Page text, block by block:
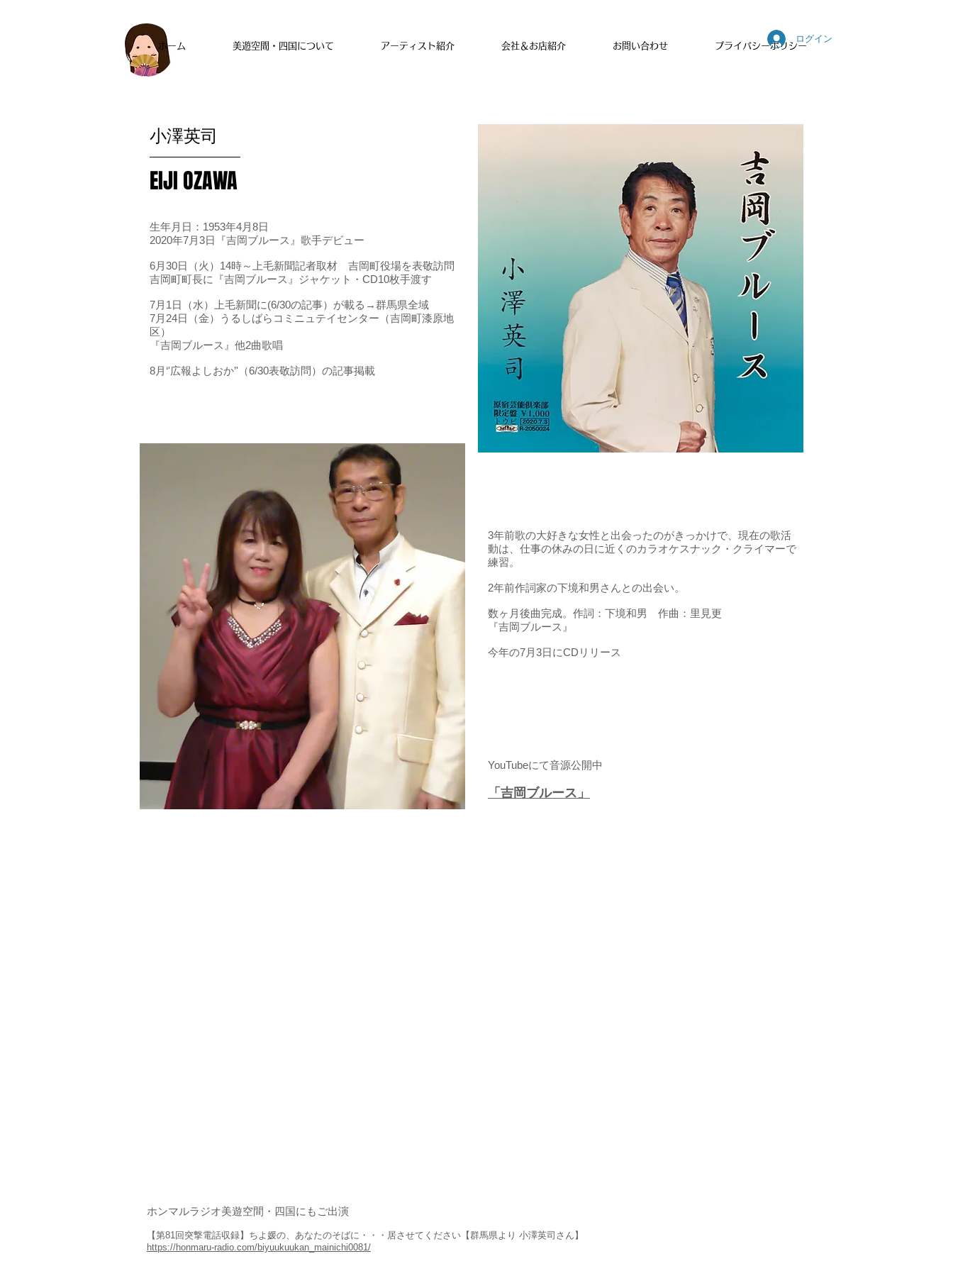
ホーム 美遊空間・四国について アーティスト紹介 会社＆お店紹介 お問い合わせ プライバシーポリシー
ログイン
​小澤英司
EIJI OZAWA
生年月日：1953年4月8日
2020年7月3日『吉岡ブルース』歌手デビュー
6月30日（火）14時～上毛新聞記者取材 吉岡町役場を表敬訪問
吉岡町町長に『吉岡ブルース』ジャケット・CD10枚手渡す
7月1日（水）上毛新聞に(6/30の記事）が載る→群馬県全域
7月24日（金）うるしばらコミニュテイセンター（吉岡町漆原地
区）
『吉岡ブルース』他2曲歌唱
8月‘'広報よしおか’'（6/30表敬訪問）の記事掲載
3年前歌の大好きな女性と出会ったのがきっかけで、現在の歌活
動は、仕事の休みの日に近くのカラオケスナック・クライマーで
練習。
2年前作詞家の下境和男さんとの出会い。
数ヶ月後曲完成。作詞：下境和男 作曲：里見更
『吉岡ブルース』
今年の7月3日にCDリリース
YouTubeにて音源公開中
「吉岡ブルース」
​ホンマルラジオ美遊空間・四国にもご出演
【第81回突撃電話収録】ちよ媛の、あなたのそばに・・・居させてください【群馬県より 小澤英司さん】
https://honmaru-radio.com/biyuukuukan_mainichi0081/